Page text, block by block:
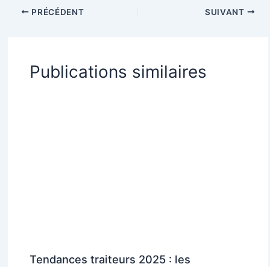
PRÉCÉDENT SUIVANT
Publications similaires
Tendances traiteurs 2025 : les